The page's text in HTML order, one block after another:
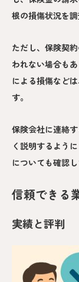
根の損傷状況を
ただし、保険契
われない場合も
による損傷など
す。
保険会社に連絡
く説明するよう
についても確認
信頼できる
実績と評判